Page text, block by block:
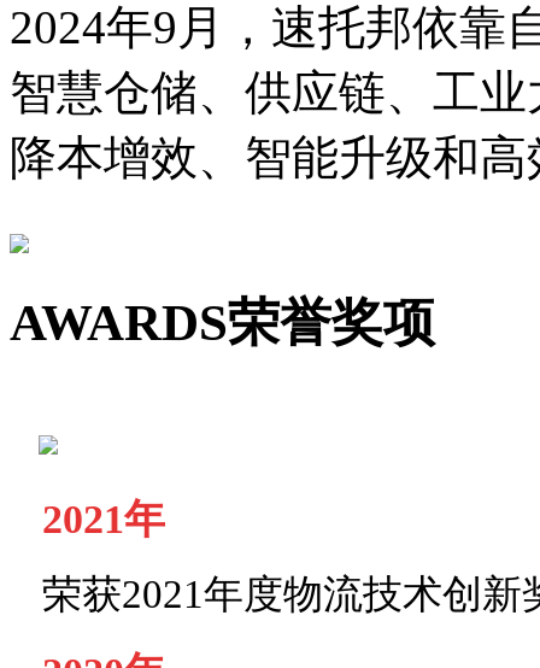
2024年9月，速托邦依靠
智慧仓储、供应链、工
降本增效、智能升级和
AWARDS荣誉奖项
2021年
荣获2021年度物流技术创新